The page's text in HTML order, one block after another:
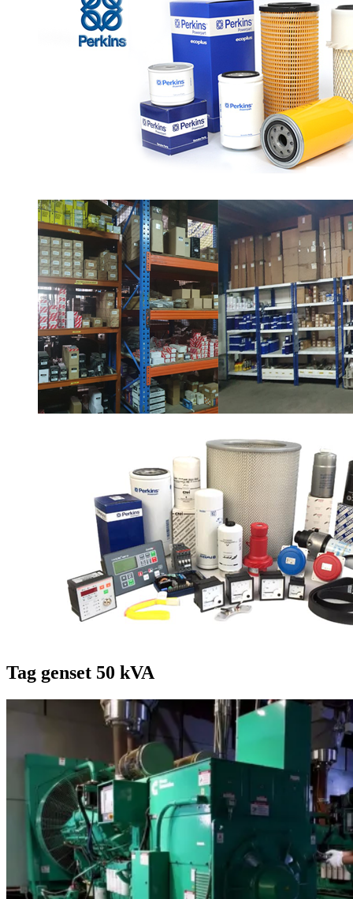
Tag genset 50 kVA